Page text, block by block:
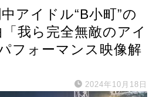
アイドル“B小町”の
我ら完全無敵のアイ
フォーマンス映像解
2024年10月18日